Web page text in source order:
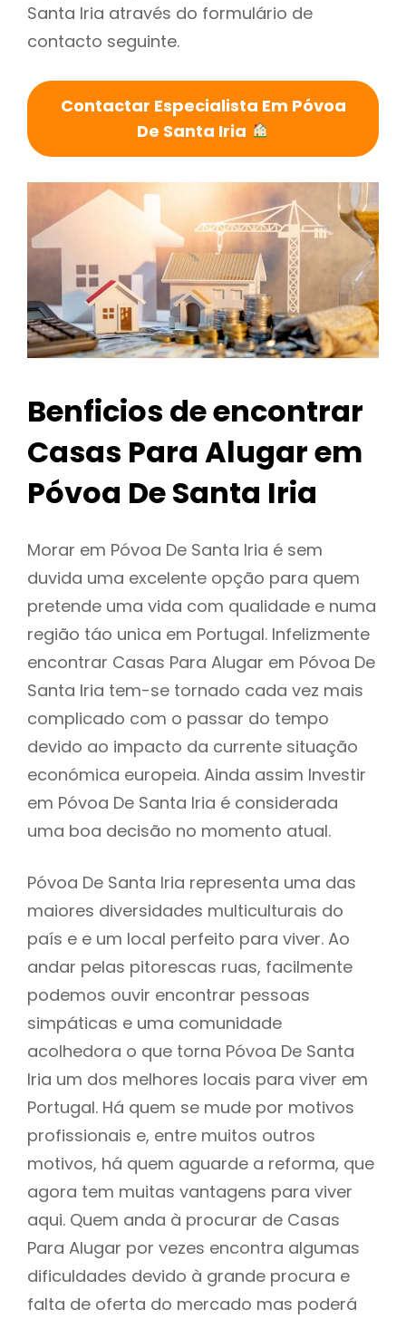
Santa Iria através do formulário de
contacto seguinte.
Contactar Especialista Em Póvoa
De Santa Iria
Benficios de encontrar
Casas Para Alugar em
Póvoa De Santa Iria
Morar em Póvoa De Santa Iria é sem
duvida uma excelente opção para quem
pretende uma vida com qualidade e numa
região táo unica em Portugal. Infelizmente
encontrar Casas Para Alugar em Póvoa De
Santa Iria tem-se tornado cada vez mais
complicado com o passar do tempo
devido ao impacto da currente situação
económica europeia. Ainda assim Investir
em Póvoa De Santa Iria é considerada
uma boa decisão no momento atual.
Póvoa De Santa Iria representa uma das
maiores diversidades multiculturais do
país e e um local perfeito para viver. Ao
andar pelas pitorescas ruas, facilmente
podemos ouvir encontrar pessoas
simpáticas e uma comunidade
acolhedora o que torna Póvoa De Santa
Iria um dos melhores locais para viver em
Portugal. Há quem se mude por motivos
profissionais e, entre muitos outros
motivos, há quem aguarde a reforma, que
agora tem muitas vantagens para viver
aqui. Quem anda à procurar de Casas
Para Alugar por vezes encontra algumas
dificuldades devido à grande procura e
falta de oferta do mercado mas poderá